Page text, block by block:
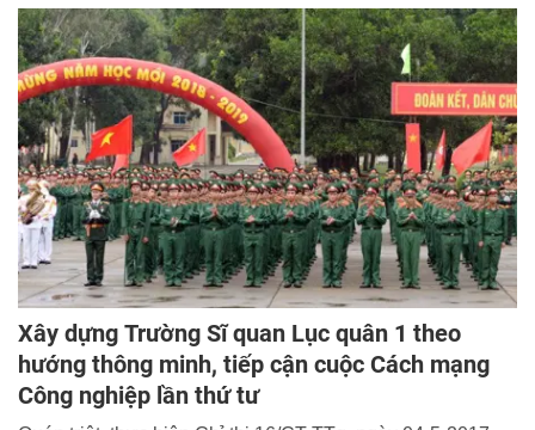
(ĐNCB), nhân viên chuyên môn kỹ thuật trong toàn quân,
đáp ứng yêu cầu nhiệm vụ trước mắt và lâu dài.
Xây dựng Trường Sĩ quan Lục quân 1 theo
hướng thông minh, tiếp cận cuộc Cách mạng
Công nghiệp lần thứ tư